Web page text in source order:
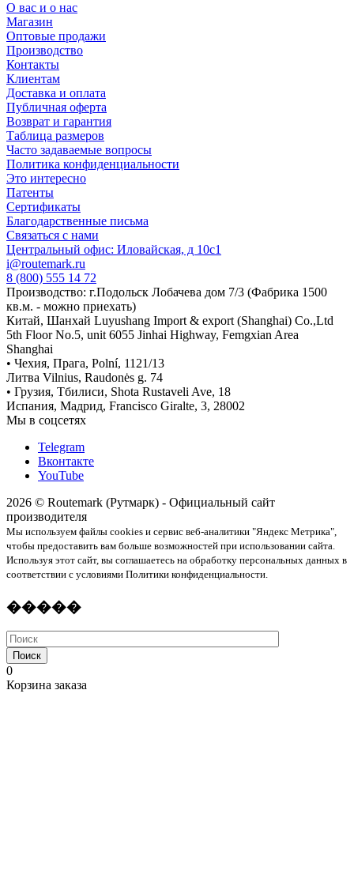
О вас и о нас
Магазин
Оптовые продажи
Производство
Контакты
Клиентам
Доставка и оплата
Публичная оферта
Возврат и гарантия
Таблица размеров
Часто задаваемые вопросы
Политика конфиденциальности
Это интересно
Патенты
Сертификаты
Благодарственные письма
Связаться с нами
Центральный офис: Иловайская, д 10с1
i@routemark.ru
8 (800) 555 14 72
Производство: г.Подольск Лобачева дом 7/3 (Фабрика 1500
кв.м. - можно приехать)
Китай, Шанхай Luyushang Import & export (Shanghai) Co.,Ltd
5th Floor No.5, unit 6055 Jinhai Highway, Femgxian Area
Shanghai
• Чехия, Прага, Polní, 1121/13
Литва Vilnius, Raudonės g. 74
• Грузия, Тбилиси, Shota Rustaveli Ave, 18
Испания, Мадрид, Francisco Giralte, 3, 28002
Мы в соцсетях
Telegram
Вконтакте
YouTube
2026 © Routemark (Рутмарк) - Официальный сайт
производителя
Мы используем файлы cookies и сервис веб-аналитики "Яндекс Метрика",
чтобы предоставить вам больше возможностей при использовании сайта.
Используя этот сайт, вы соглашаетесь на обработку персональных данных в
соответствии с условиями Политики конфиденциальности.
�����
Поиск
0
Корзина заказа